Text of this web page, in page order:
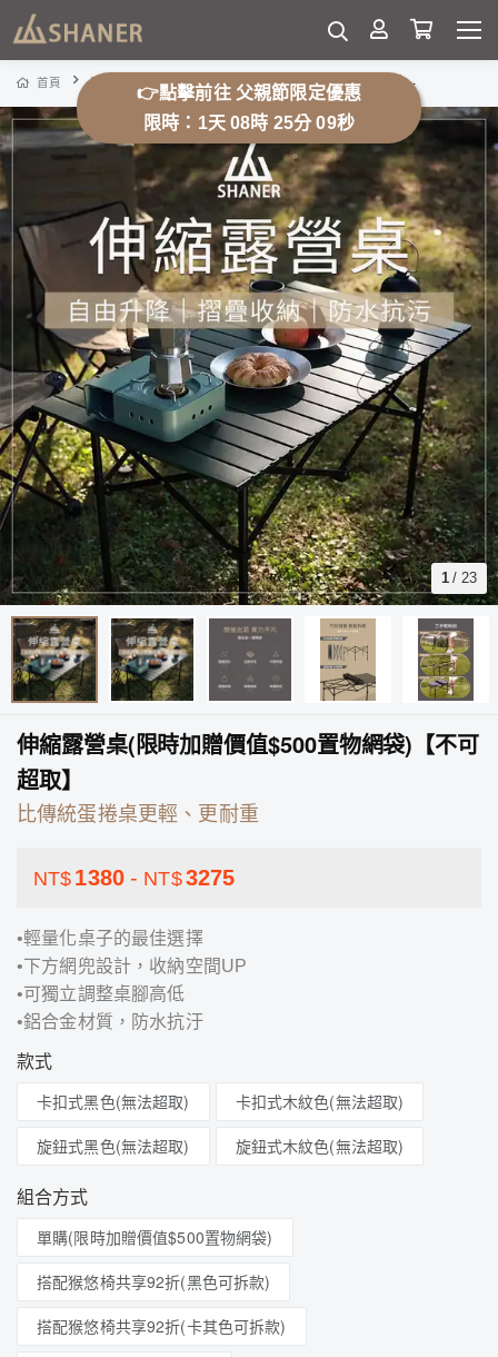
首頁 熱銷專區 伸縮露營桌(限時加贈價值$500置物網袋)【不可超取】
1 / 23
伸縮露營桌(限時加贈價值$500置物網袋)【不可
超取】
比傳統蛋捲桌更輕、更耐重
NT$ 1380 - NT$3275
•輕量化桌子的最佳選擇
•下方網兜設計，收納空間UP
•可獨立調整桌腳高低
•鋁合金材質，防水抗汙
款式
卡扣式黑色(無法超取)
卡扣式木紋色(無法超取)
旋鈕式黑色(無法超取)
旋鈕式木紋色(無法超取)
組合方式
單購(限時加贈價值$500置物網袋)
搭配猴悠椅共享92折(黑色可拆款)
搭配猴悠椅共享92折(卡其色可拆款)
👉點擊前往 父親節限定優惠
限時：1天 08時 25分 06秒